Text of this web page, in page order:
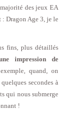
des jeux EA
Dragon Age 3, je le
fins, plus détaillés
impression de
quand, on
secondes à
qui nous submerge
!